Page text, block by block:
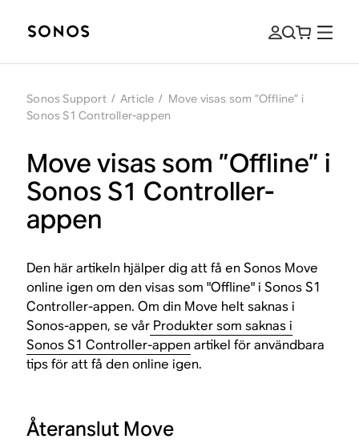
Sonos Support / Article / Move visas som ”Offline” i
Sonos S1 Controller-appen
Move visas som ”Offline” i
Sonos S1 Controller-
appen
Den här artikeln hjälper dig att få en Sonos Move
online igen om den visas som "Offline" i Sonos S1
Controller-appen. Om din Move helt saknas i
Sonos-appen, se vår Produkter som saknas i
Sonos S1 Controller-appenartikel för användbara
tips för att få den online igen.
Återanslut Move